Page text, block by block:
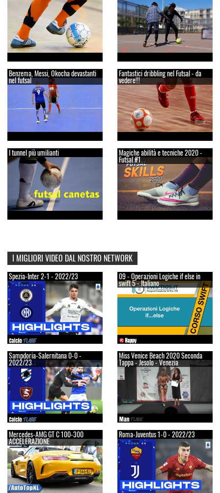
Benzema, Messi, Okocha devastanti
nel futsal
Fantastici dribbling nel Futsal - da
vedere!!!
I tunnel più umilianti Magiche abilità e tecniche 2020 -
Futsal #1
I MIGLIORI VIDEO DAL NOSTRO NETWORK
Spezia-Inter 2-1 - 2022/23 09 - Operazioni Logiche if else in
swift 5 - Italiano
Sampdoria-Salernitana 0-0 -
2022/23
Miss Venice Beach 2020 Seconda
Tappa - Jesolo - Venezia
Mercedes-AMG GT C 100-300
ACCELERAZIONE
Roma-Juventus 1-0 - 2022/23